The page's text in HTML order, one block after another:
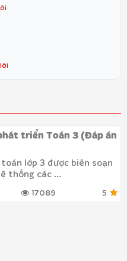
triển Toán 3 (Đáp án
lớp 3 được biên soạn
thống các ...
17089 5